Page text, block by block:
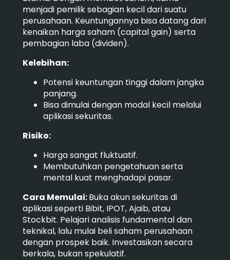
menjadi pemilik sebagian kecil dari suatu
perusahaan. Keuntungannya bisa datang dari
kenaikan harga saham (capital gain) serta
pembagian laba (dividen).
Kelebihan:
Potensi keuntungan tinggi dalam jangka
panjang.
Bisa dimulai dengan modal kecil melalui
aplikasi sekuritas.
Risiko:
Harga sangat fluktuatif.
Membutuhkan pengetahuan serta
mental kuat menghadapi pasar.
Cara Memulai:Buka akun sekuritas di
aplikasi seperti Bibit, IPOT, Ajaib, atau
Stockbit. Pelajari analisis fundamental dan
teknikal, lalu mulai beli saham perusahaan
dengan prospek baik. Investasikan secara
berkala, bukan spekulatif.